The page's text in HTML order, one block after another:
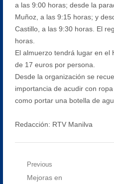
a las 9:00 horas; desde la
Muñoz, a las 9:15 horas; y
Castillo, a las 9:30 horas. El
horas.
El almuerzo tendrá lugar en el
de 17 euros por persona.
Desde la organización se
importancia de acudir con
como portar una botella de
Redacción: RTV Manilva
Navegación
Previous
Previous
Mejoras en